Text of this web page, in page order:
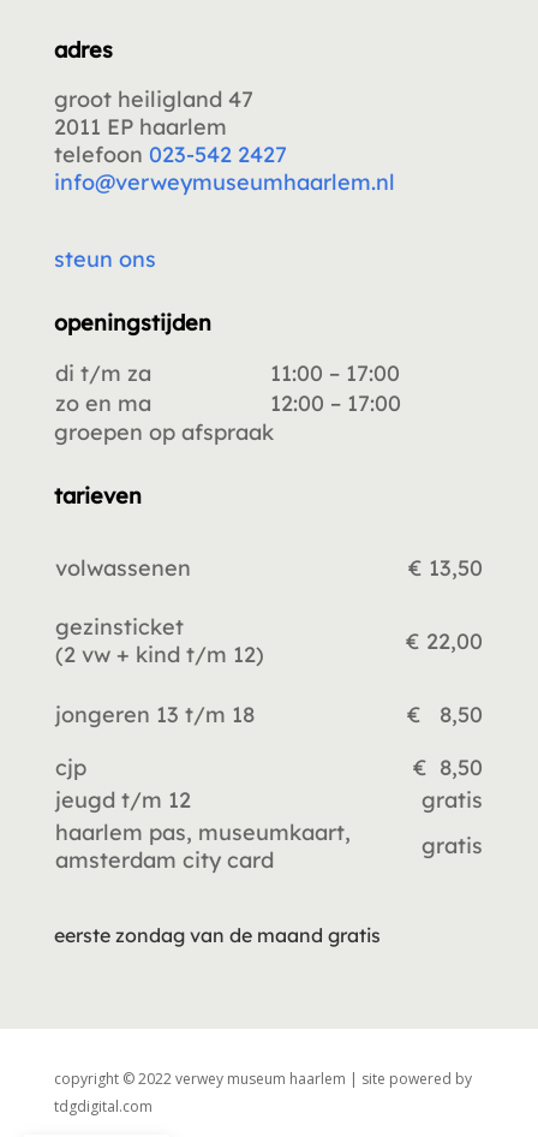
adres
groot heiligland 47
2011 EP haarlem
telefoon 023-542 2427
info@verweymuseumhaarlem.nl
steun ons
openingstijden
di t/m za
11:00 – 17:00
zo en ma
12:00 – 17:00
groepen op afspraak
tarieven
volwassenen € 13,50
gezinsticket
(2 vw + kind t/m 12) € 22,00
jongeren 13 t/m 18
€ 8,50
cjp
€ 8,50
jeugd t/m 12
gratis
haarlem pas, museumkaart,
amsterdam city card
gratis
eerste zondag van de maand gratis
copyright © 2022 verwey museum haarlem | site powered by
tdgdigital.com